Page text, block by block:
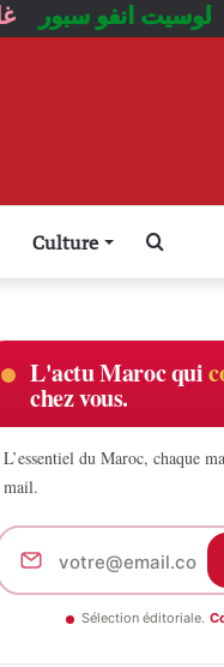
لوسيت انفو سبور
Culture
L'actu Maroc qui
chez vous.
L’essentiel du Maroc, chaque
mail.
Sélection éditoriale.